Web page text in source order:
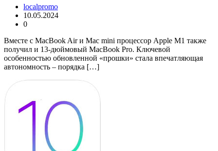
localpromo
10.05.2024
0
Вместе с MacBook Air и Mac mini процессор Apple M1 также
получил и 13-дюймовый MacBook Pro. Ключевой
особенностью обновленной «прошки» стала впечатляющая
автономность – порядка […]